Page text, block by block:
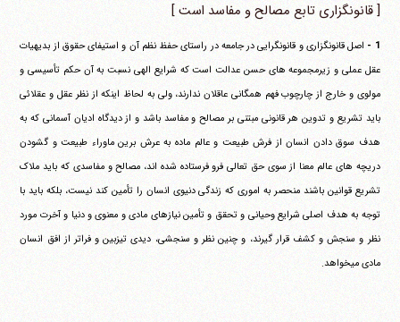
[ قانونگزاری تابع مصالح و مفاسد است ]
1 -
اصل قانونگزاری و قانونگرایی در جامعه در راستای حفظ نظم آن و استیفای حقوق از بدیهیات
عقل عملی و زیرمجموعه های حسن عدالت است که شرایع الهی نسبت به آن حکم تأسیسی و
مولوی و خارج از چارچوب فهم همگانی عاقلان ندارند، ولی به لحاظ اینکه از نظر عقل و عقلائی
باید تشریع و تدوین هر قانونی مبتنی بر مصالح و مفاسد باشد و از دیدگاه ادیان آسمانی که به
هدف سوق دادن انسان از فرش طبیعت و عالم ماده به عرش برین ماوراء طبیعت و گشودن
دریچه های عالم معنا از سوی حق تعالی فرو فرستاده شده اند، مصالح و مفاسدی که باید ملاک
تشریع قوانین باشند منحصر به اموری که زندگی دنیوی انسان را تأمین کند نیست، بلکه باید با
توجه به هدف اصلی شرایع وحیانی و تحقق و تأمین نیازهای مادی و معنوی و دنیا و آخرت مورد
نظر و سنجش و کشف قرار گیرند، و چنین نظر و سنجشی، دیدی تیزبین و فراتر از افق انسان
مادی می‎خواهد.